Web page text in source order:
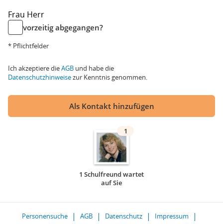
Frau Herr
vorzeitig abgegangen?
* Pflichtfelder
Ich akzeptiere dieAGB und habe die
Datenschutzhinweisezur Kenntnis genommen.
Als Kontakt hinzufügen
1
1 Schulfreund wartet
auf Sie
Personensuche AGB Datenschutz
Impressum